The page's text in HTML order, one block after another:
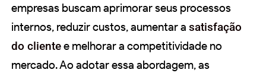
empresas buscam aprimorar seus processos
internos, reduzir custos, aumentar a satisfação
do clientee melhorar a competitividade no
mercado. Ao adotar essa abordagem, as